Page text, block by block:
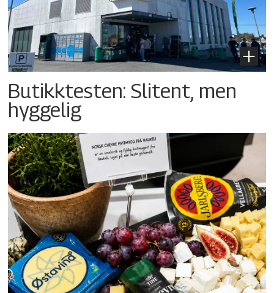
Butikktesten: Slitent, men
hyggelig